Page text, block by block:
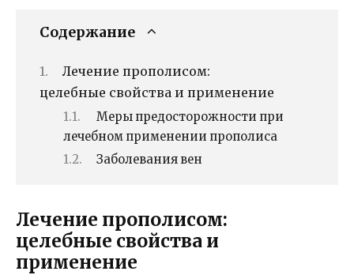
Содержание
Лечение прополисом:
целебные свойства и применение
Меры предосторожности при
лечебном применении прополиса
Заболевания вен
Лечение прополисом:
целебные свойства и
применение